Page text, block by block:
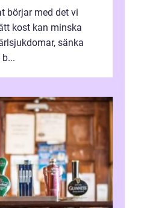
börjar med det vi
kost kan minska
sänka